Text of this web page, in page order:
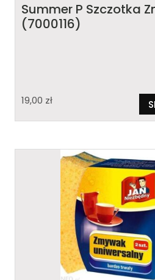
Summer P Szczotka
(7000116)
19,00 zł